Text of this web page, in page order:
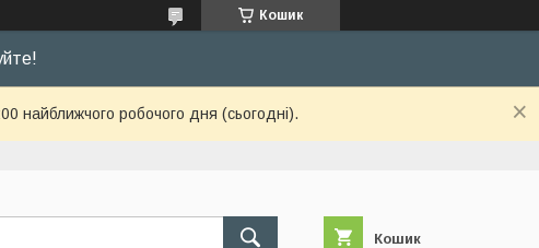
Кошик
найближчого робочого дня (сьогодні).
Кошик